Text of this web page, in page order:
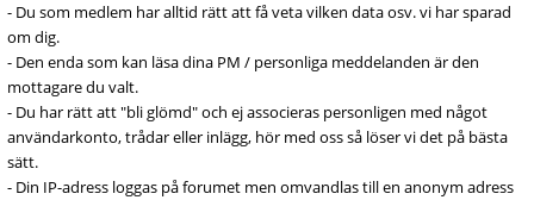
- Du som medlem har alltid rätt att få veta vilken data osv. vi har sparad
om dig.
- Den enda som kan läsa dina PM / personliga meddelanden är den
mottagare du valt.
- Du har rätt att "bli glömd" och ej associeras personligen med något
användarkonto, trådar eller inlägg, hör med oss så löser vi det på bästa
sätt.
- Din IP-adress loggas på forumet men omvandlas till en anonym adress